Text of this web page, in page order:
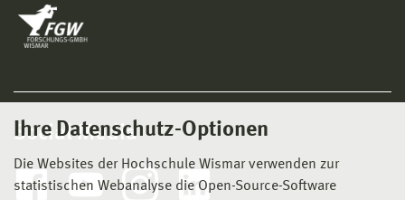
Ihre Datenschutz-Optionen
Die Websites der Hochschule Wismar verwenden zur
statistischen Webanalyse die Open-Source-Software
Social Media